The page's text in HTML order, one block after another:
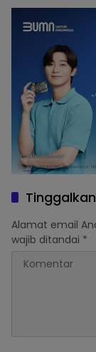
Alamat email
wajib ditandai *